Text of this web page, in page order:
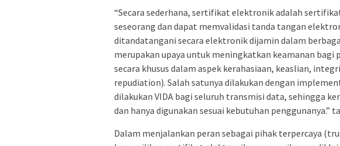
“Secara sederhana, sertifikat elektronik adalah
seseorang dan dapat memvalidasi tanda tangan
ditandatangani secara elektronik dijamin dalam
merupakan upaya untuk meningkatkan keamanan
secara khusus dalam aspek kerahasiaan, keaslian,
repudiation). Salah satunya dilakukan dengan
dilakukan VIDA bagi seluruh transmisi data, sehingga
dan hanya digunakan sesuai kebutuhan penggunanya.”
Dalam menjalankan peran sebagai pihak terpercaya